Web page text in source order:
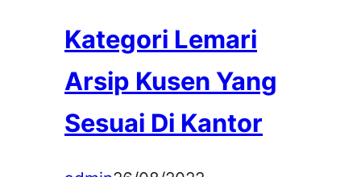
Kategori Lemari
Arsip Kusen Yang
Sesuai Di Kantor